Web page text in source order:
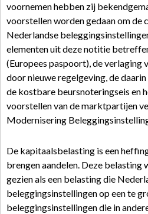
voornemen hebben zij
voorstellen worden gedaan om de
Nederlandse
elementen uit deze notitie
(Europees paspoort), de verlaging
door nieuwe regelgeving, de
de kostbare beursnoteringseis en
voorstellen van de marktpartijen
Modernisering
De kapitaalsbelasting is een
brengen aandelen. Deze belasting
gezien als een belasting die
beleggingsinstellingen op een te
beleggingsinstellingen die in